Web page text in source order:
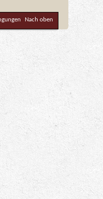
Nach oben